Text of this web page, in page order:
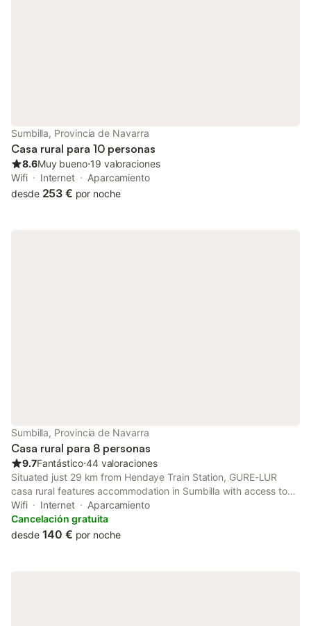
Sumbilla, Provincia de Navarra
Casa rural para 10 personas
8.6Muy bueno⋅19 valoraciones
Wifi
Internet
Aparcamiento
desde 253 € por noche
Sumbilla, Provincia de Navarra
Casa rural para 8 personas
9.7Fantástico⋅44 valoraciones
Situated just 29 km from Hendaye Train Station, GURE-LUR
casa rural features accommodation in Sumbilla with access to
free bikes, a garden, as well as a 24-hour front desk.
Wifi Internet
Aparcamiento
Cancelación gratuita
desde 140 € por noche